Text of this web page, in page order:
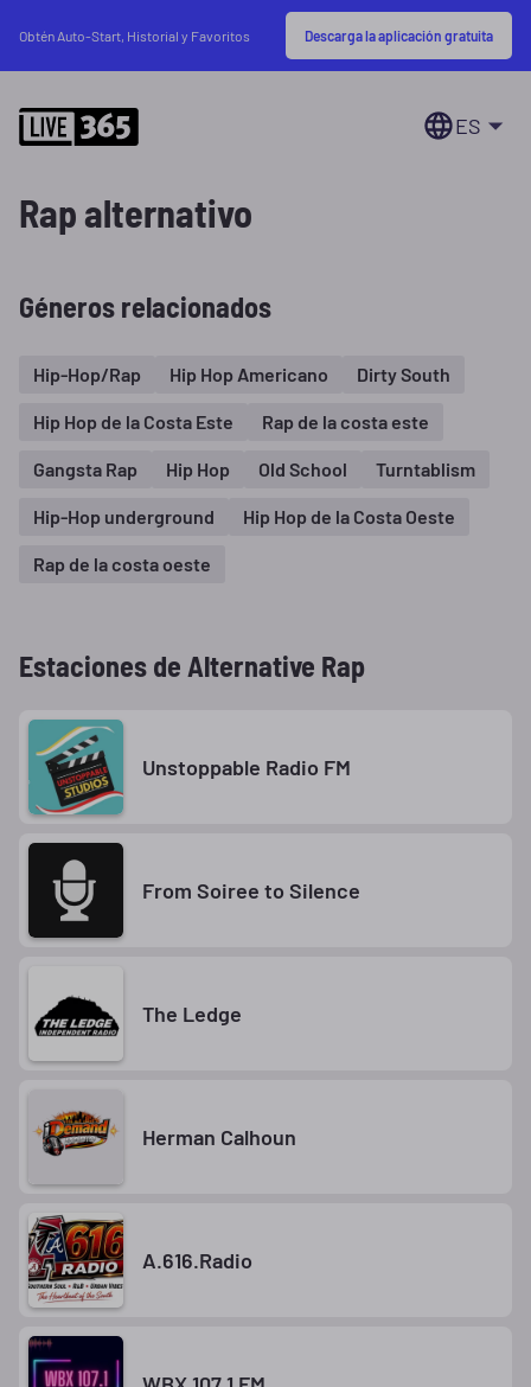
Obtén Auto-Start, Historial y Favoritos Descarga la aplicación gratuita
ES
Rap alternativo
Géneros relacionados
Hip-Hop/Rap Hip Hop Americano Dirty South
Hip Hop de la Costa Este Rap de la costa este
Gangsta Rap Hip Hop Old School Turntablism
Hip-Hop underground Hip Hop de la Costa Oeste
Rap de la costa oeste
Estaciones de Alternative Rap
Unstoppable Radio FM
From Soiree to Silence
The Ledge
Herman Calhoun
A.616.Radio